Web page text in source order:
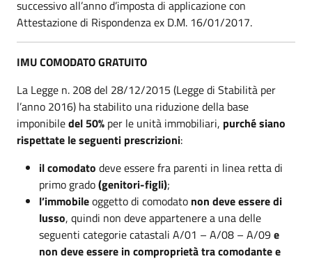
successivo all’anno d’imposta di applicazione con
Attestazione di Rispondenza ex D.M. 16/01/2017.
IMU COMODATO GRATUITO
La Legge n. 208 del 28/12/2015 (Legge di Stabilità per
l’anno 2016) ha stabilito una riduzione della base
imponibiledel 50% per le unità immobiliari, purché siano
rispettate le seguenti prescrizioni:
il comodato deve essere fra parenti in linea retta di
primo grado(genitori-figli);
l’immobileoggetto di comodato non deve essere di
lusso, quindi non deve appartenere a una delle
seguenti categorie catastali A/01 – A/08 – A/09e
non deve essere in comproprietà tra comodante e